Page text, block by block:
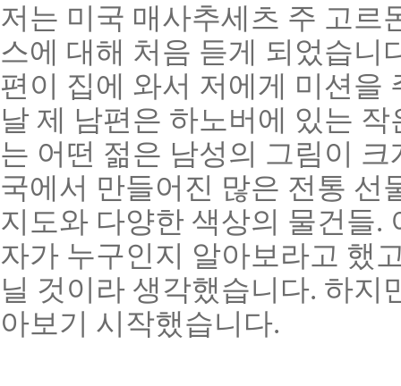
저는 미국 매사추세츠 주 고르
스에 대해 처음 듣게 되었습니
편이 집에 와서 저에게 미션을
날 제 남편은 하노버에 있는
는 어떤 젊은 남성의 그림이
국에서 만들어진 많은 전통 선
지도와 다양한 색상의 물건들.
자가 누구인지 알아보라고 했
닐 것이라 생각했습니다. 하지
아보기 시작했습니다.